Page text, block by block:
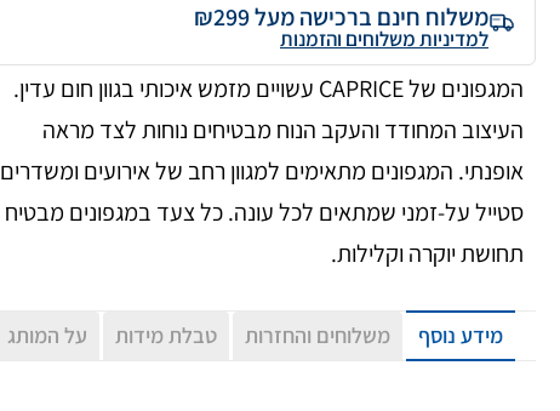
משלוח חינם ברכישה מעל ₪299
למדיניות משלוחים והזמנות
המגפונים של CAPRICE עשויים מזמש איכותי בגוון חום עדין.
העיצוב המחודד והעקב הנוח מבטיחים נוחות לצד מראה
אופנתי. המגפונים מתאימים למגוון רחב של אירועים ומשדרים
סטייל על-זמני שמתאים לכל עונה. כל צעד במגפונים מבטיח
תחושת יוקרה וקלילות.
מידע נוסף משלוחים והחזרות טבלת מידות על המותג